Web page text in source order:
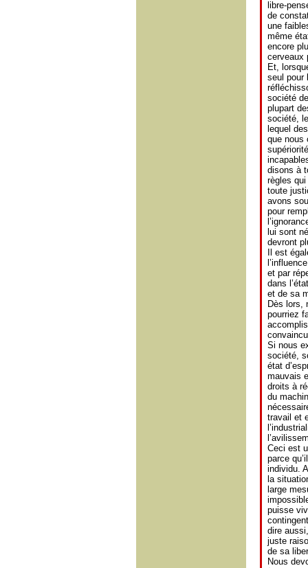
libre-
de
une
même
encore
cerveaux
Et,
seul pour
société
plupart
société,
lequel
que nous
disons à
règles
toute
avons
pour
lui sont
devront
Il est
et par
dans
et de sa
Dès lors,
pourriez
Si nous
société,
état
mauvais
droits à
du
travail et
Ceci est
parce
individu.
la
large
puisse
dire
juste
de sa
Nous